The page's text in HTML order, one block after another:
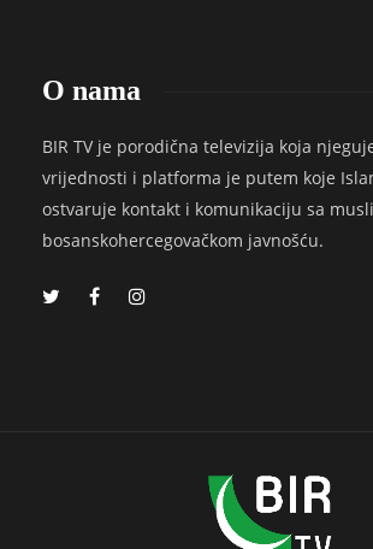
O nama
BIR TV je porodična televizija koja
vrijednosti i platforma je putem koje
ostvaruje kontakt i komunikaciju sa
bosanskohercegovačkom javnošću.